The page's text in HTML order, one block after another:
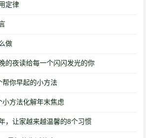
定律
做
的夜读给每一个闪闪发光的你
帮你早起的小方法
方法化解年末焦虑
，让家越来越温馨的8个习惯